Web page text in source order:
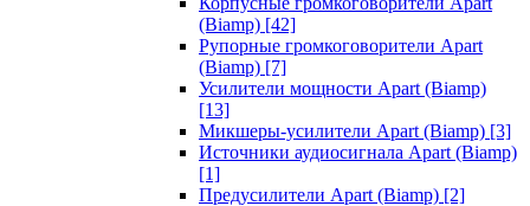
(Biamp) [42]
Рупорные громкоговорители Apart
(Biamp) [7]
Усилители мощности Apart (Biamp)
[13]
Микшеры-усилители Apart (Biamp) [3]
Источники аудиосигнала Apart (Biamp)
[1]
Предусилители Apart (Biamp) [2]